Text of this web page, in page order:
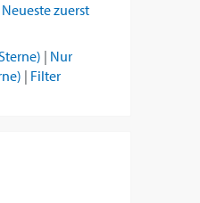
Neueste zuerst
| Nur
| Filter